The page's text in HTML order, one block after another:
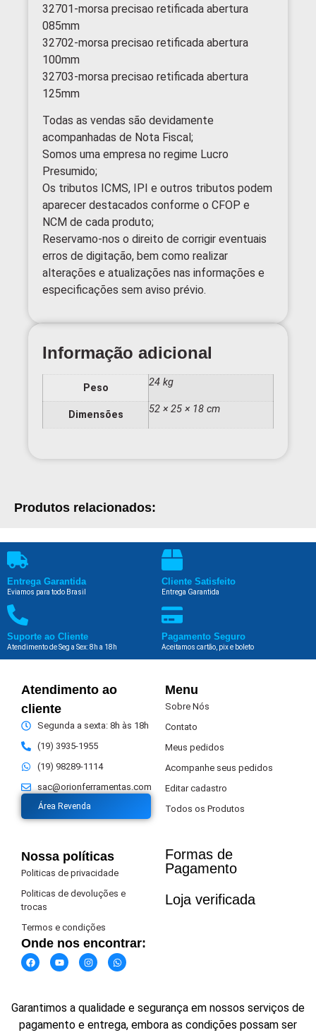
32701-morsa precisao retificada abertura
085mm
32702-morsa precisao retificada abertura
100mm
32703-morsa precisao retificada abertura
125mm
Todas as vendas são devidamente
acompanhadas de Nota Fiscal;
Somos uma empresa no regime Lucro
Presumido;
Os tributos ICMS, IPI e outros tributos podem
aparecer destacados conforme o CFOP e
NCM de cada produto;
Reservamo-nos o direito de corrigir eventuais
erros de digitação, bem como realizar
alterações e atualizações nas informações e
especificações sem aviso prévio.
Informação adicional
Peso 24 kg
Dimensões 52 × 25 × 18 cm
Produtos relacionados:
Entrega Garantida
Eviamos para todo Brasil
Cliente Satisfeito
Entrega Garantida
Suporte ao Cliente
Atendimento de Seg a Sex: 8h a 18h
Pagamento Seguro
Aceitamos cartão, pix e boleto
Atendimento ao
cliente
Segunda a sexta: 8h às 18h
(19) 3935-1955
(19) 98289-1114
sac@orionferramentas.com
Área Revenda
Menu
Sobre Nós
Contato
Meus pedidos
Acompanhe seus pedidos
Editar cadastro
Todos os Produtos
Nossa políticas
Politicas de privacidade
Politicas de devoluções e
trocas
Termos e condições
Onde nos encontrar:
Formas de
Pagamento​
Loja verificada
Garantimos a qualidade e segurança em nossos serviços de
pagamento e entrega, embora as condições possam ser